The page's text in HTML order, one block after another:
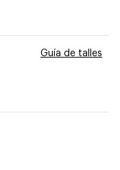
Guía de talles